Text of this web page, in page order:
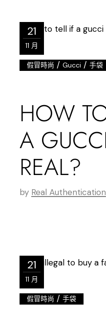
21
11 月
假冒時尚 /Gucci /手袋
HOW
A
REAL?
by Real Authentication
21
11 月
假冒時尚 /手袋